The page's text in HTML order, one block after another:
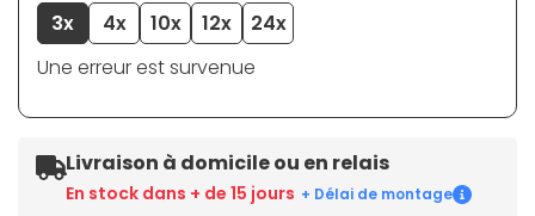
3x 4x 10x 12x
24x
Une erreur est survenue
Livraison à domicile ou en relais
En stock dans + de 15 jours + Délai de montage